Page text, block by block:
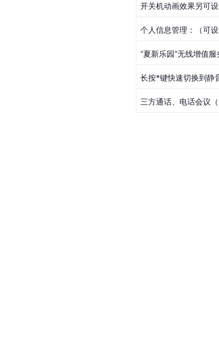
开关机动画效果另可
个人信息管理：（可
“夏新乐园”无线增值
长按*键快速切换到静
三方通话、电话会议